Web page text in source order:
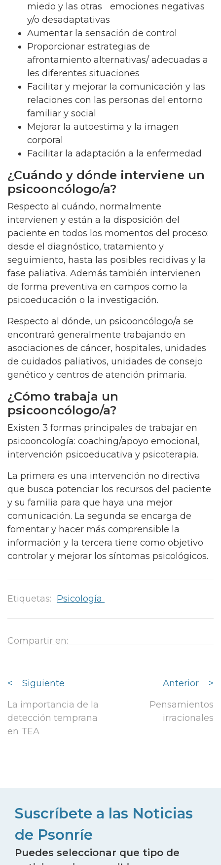
miedo y las otras emociones negativas
y/o desadaptativas
Aumentar la sensación de control
Proporcionar estrategias de
afrontamiento alternativas/ adecuadas a
les diferentes situaciones
Facilitar y mejorar la comunicación y las
relaciones con las personas del entorno
familiar y social
Mejorar la autoestima y la imagen
corporal
Facilitar la adaptación a la enfermedad
¿Cuándo y dónde interviene un
psicooncólogo/a?
Respecto al cuándo, normalmente
intervienen y están a la disposición del
paciente en todos los momentos del proceso:
desde el diagnóstico, tratamiento y
seguimiento, hasta las posibles recidivas y la
fase paliativa. Además también intervienen
de forma preventiva en campos como la
psicoeducación o la investigación.
Respecto al dónde, un psicooncólogo/a se
encontrará generalmente trabajando en
asociaciones de cáncer, hospitales, unidades
de cuidados paliativos, unidades de consejo
genético y centros de atención primaria.
¿Cómo trabaja un
psicooncólogo/a?
Existen 3 formas principales de trabajar en
psicooncología: coaching/apoyo emocional,
intervención psicoeducativa y psicoterapia.
La primera es una intervención no directiva
que busca potenciar los recursos del paciente
y su familia para que haya una mejor
comunicación. La segunda se encarga de
fomentar y hacer más comprensible la
información y la tercera tiene como objetivo
controlar y mejorar los síntomas psicológicos.
Etiquetas: Psicología
Compartir en:
<
Siguiente
La importancia de la
detección temprana
en TEA
Anterior
>
Pensamientos
irracionales
Suscríbete a las Noticias
de Psonríe
Puedes seleccionar que tipo de